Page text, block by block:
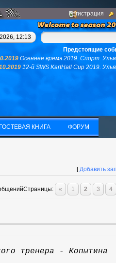
Регистрация
у вас не останется ни
12:13
Предстоящие
Осеннее время 2019. Спорт.
12-й SWS KartHall Cup 2019.
ГОСТЕВАЯ КНИГА ФОРУМ
[Добавить
Страницы: « 1 2 3 4
тренера - Копытина